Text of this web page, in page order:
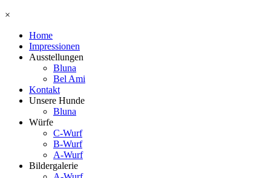
×
Home
Impressionen
Ausstellungen
Bluna
Bel Ami
Kontakt
Unsere Hunde
Bluna
Würfe
C-Wurf
B-Wurf
A-Wurf
Bildergalerie